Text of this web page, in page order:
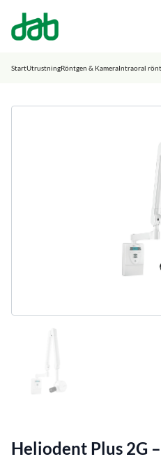
DAB Dental
StartUtrustningRöntgen & KameraIntraoral
Heliodent Plus 2G